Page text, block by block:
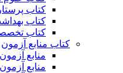
کتاب
کتاب
کتاب
کتاب منابع آزمون
منابع
منابع